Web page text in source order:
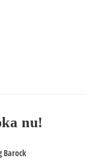
nu!
Barock